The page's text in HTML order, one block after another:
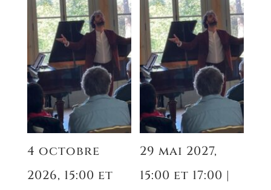
4 octobre
2026, 15:00 et
29 mai 2027,
15:00 et 17:00 |